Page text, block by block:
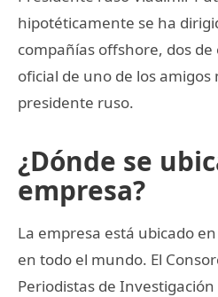
hipotéticamente se ha
compañías offshore, dos
oficial de uno de los amigos
presidente ruso.
¿Dónde se
empresa?
La empresa está ubicado
en todo el mundo. El
Periodistas de